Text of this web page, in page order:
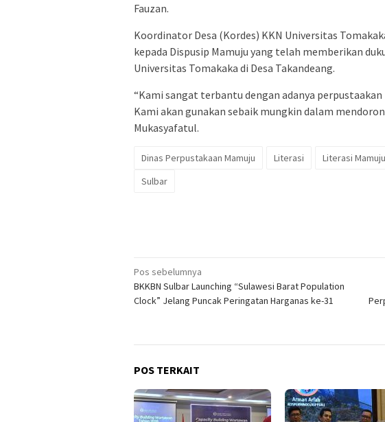
Fauzan.
Koordinator Desa (Kordes) KKN Universitas
kepada Dispusip Mamuju yang telah memberikan
Universitas Tomakaka di Desa Takandeang.
“Kami sangat terbantu dengan adanya
Kami akan gunakan sebaik mungkin dalam
Mukasyafatul.
Dinas Perpustakaan Mamuju Literasi Literasi Mamuju
Sulbar
Navigasi
pos
Pos sebelumnya
BKKBN Sulbar Launching “Sulawesi Barat Population
Clock” Jelang Puncak Peringatan Harganas ke-31
POS TERKAIT